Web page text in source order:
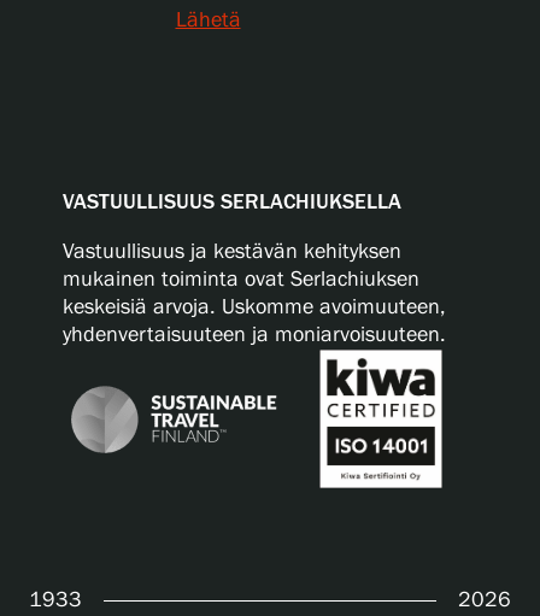
Lähetä
VASTUULLISUUS SERLACHIUKSELLA
Vastuullisuus ja kestävän kehityksen
mukainen toiminta ovat Serlachiuksen
keskeisiä arvoja. Uskomme avoimuuteen,
yhdenvertaisuuteen ja moniarvoisuuteen.
1933 2026